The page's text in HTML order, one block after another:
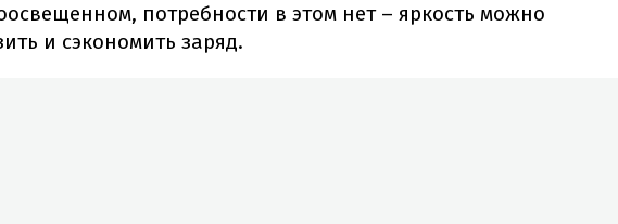
потребности в этом нет – яркость можно
и сэкономить заряд.